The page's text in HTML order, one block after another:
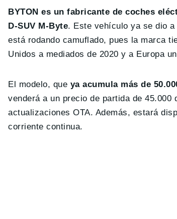
BYTON es un fabricante de coches
D-SUV M-Byte. Este vehículo ya se dio
está rodando camuflado, pues la marca
Unidos a mediados de 2020 y a Europa
El modelo, que ya acumula más de
venderá a un precio de partida de
actualizaciones OTA. Además, estará
corriente continua.